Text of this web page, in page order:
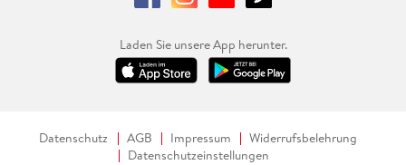
Laden Sie unsere App herunter.
Datenschutz AGB Impressum
Widerrufsbelehrung
Datenschutzeinstellungen